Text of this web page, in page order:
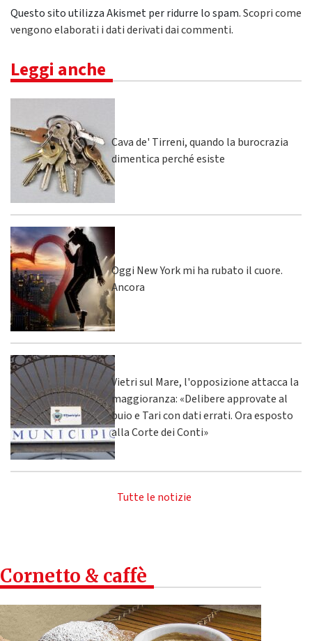
Questo sito utilizza Akismet per ridurre lo spam.Scopri come
vengono elaborati i dati derivati dai commenti.
Leggi anche
Cava de' Tirreni, quando la burocrazia
dimentica perché esiste
Oggi New York mi ha rubato il cuore.
Ancora
Vietri sul Mare, l'opposizione attacca la
maggioranza: «Delibere approvate al
buio e Tari con dati errati. Ora esposto
alla Corte dei Conti»
Tutte le notizie
Cornetto & caffè